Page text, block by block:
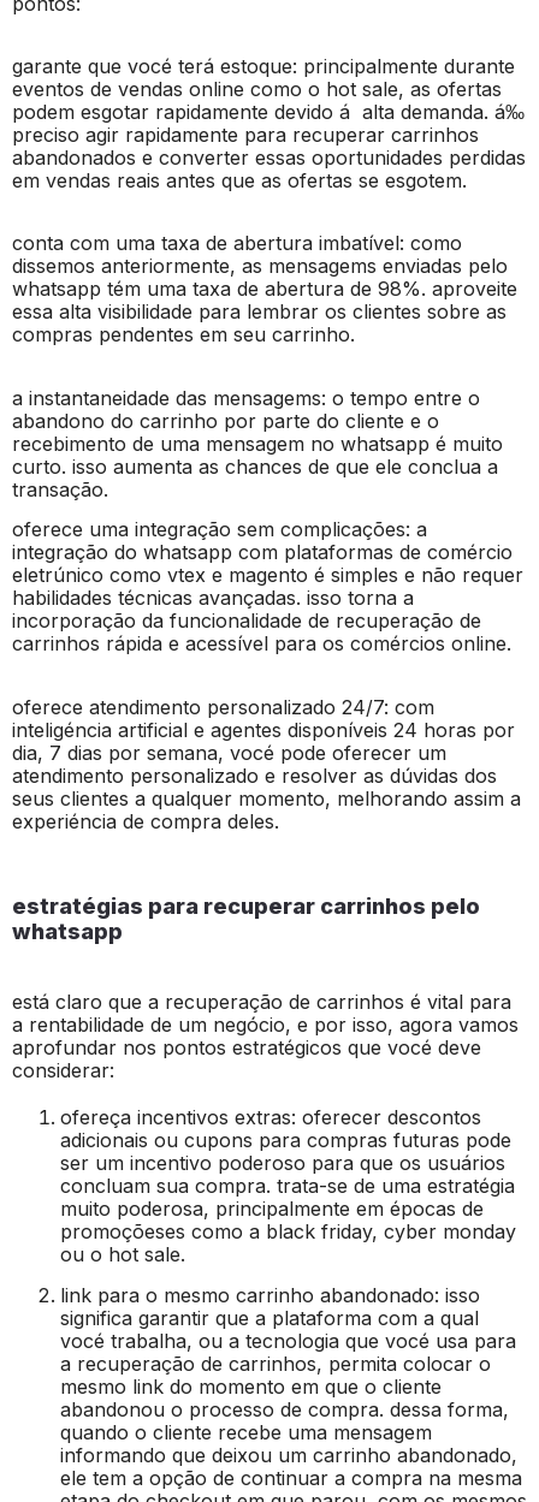
garante que vocé terá estoque: principalmente durante
eventos de vendas online como o hot sale, as ofertas
podem esgotar rapidamente devido á alta demanda. á‰
preciso agir rapidamente para recuperar carrinhos
abandonados e converter essas oportunidades perdidas
em vendas reais antes que as ofertas se esgotem.
conta com uma taxa de abertura imbatível: como
dissemos anteriormente, as mensagems enviadas pelo
whatsapp tém uma taxa de abertura de 98%. aproveite
essa alta visibilidade para lembrar os clientes sobre as
compras pendentes em seu carrinho.
a instantaneidade das mensagems: o tempo entre o
abandono do carrinho por parte do cliente e o
recebimento de uma mensagem no whatsapp é muito
curto. isso aumenta as chances de que ele conclua a
transação.
oferece uma integração sem complicações: a
integração do whatsapp com plataformas de comércio
eletrúnico como vtex e magento é simples e não requer
habilidades técnicas avançadas. isso torna a
incorporação da funcionalidade de recuperação de
carrinhos rápida e acessível para os comércios online.
oferece atendimento personalizado 24/7: com
inteligéncia artificial e agentes disponíveis 24 horas por
dia, 7 dias por semana, vocé pode oferecer um
atendimento personalizado e resolver as dúvidas dos
seus clientes a qualquer momento, melhorando assim a
experiéncia de compra deles.
estratégias para recuperar carrinhos pelo
whatsapp
está claro que a recuperação de carrinhos é vital para
a rentabilidade de um negócio, e por isso, agora vamos
aprofundar nos pontos estratégicos que vocé deve
considerar:
ofereça incentivos extras: oferecer descontos
adicionais ou cupons para compras futuras pode
ser um incentivo poderoso para que os usuários
concluam sua compra. trata-se de uma estratégia
muito poderosa, principalmente em épocas de
promoçõeses como a black friday, cyber monday
ou o hot sale.
link para o mesmo carrinho abandonado: isso
significa garantir que a plataforma com a qual
vocé trabalha, ou a tecnologia que vocé usa para
a recuperação de carrinhos, permita colocar o
mesmo link do momento em que o cliente
abandonou o processo de compra. dessa forma,
quando o cliente recebe uma mensagem
informando que deixou um carrinho abandonado,
ele tem a opção de continuar a compra na mesma